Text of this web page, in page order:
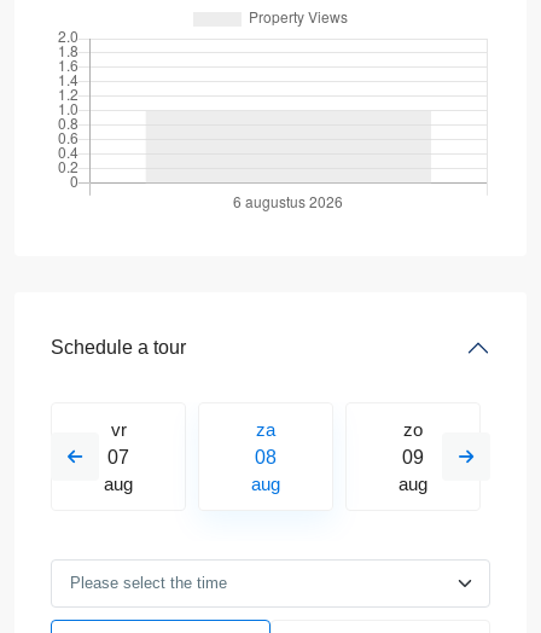
Schedule a tour
vr
07
aug
za
08
aug
zo
09
aug